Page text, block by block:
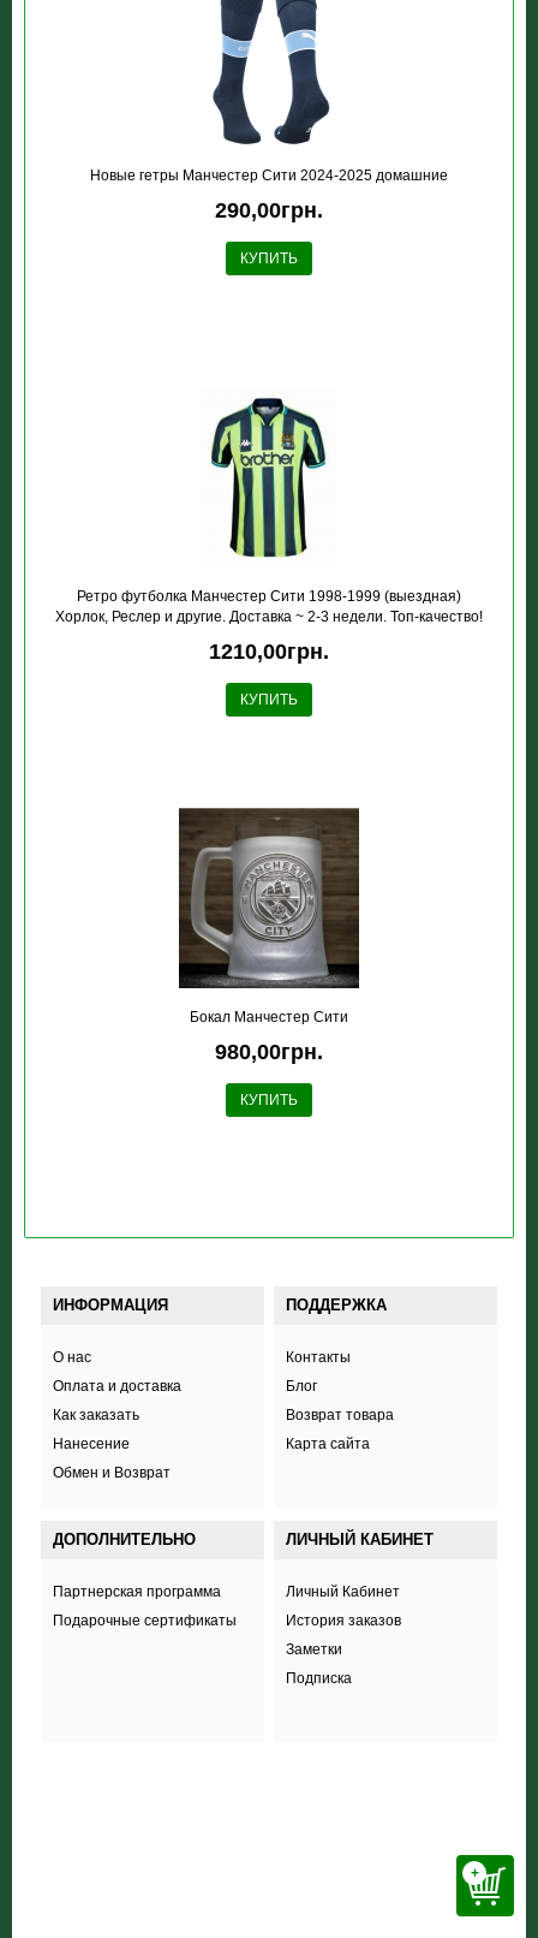
Новые гетры Манчестер Сити 2024-2025 домашние
290,00грн.
КУПИТЬ
Ретро футболка Манчестер Сити 1998-1999 (выездная)
Хорлок, Реслер и другие. Доставка ~ 2-3 недели. Топ-качество!
1210,00грн.
КУПИТЬ
Бокал Манчестер Сити
980,00грн.
КУПИТЬ
ИНФОРМАЦИЯ
О нас
Оплата и доставка
Как заказать
Нанесение
Обмен и Возврат
ПОДДЕРЖКА
Контакты
Блог
Возврат товара
Карта сайта
ДОПОЛНИТЕЛЬНО
Партнерская программа
Подарочные сертификаты
ЛИЧНЫЙ КАБИНЕТ
Личный Кабинет
История заказов
Заметки
Подписка
+